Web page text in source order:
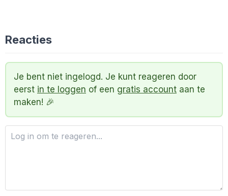
Reacties
Je bent niet ingelogd. Je kunt reageren door
eerst in te loggen of een gratis account aan te
maken! 🎉